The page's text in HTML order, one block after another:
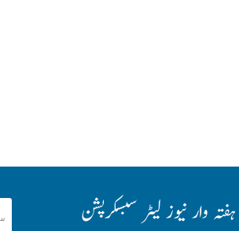
ہفتہ وار نیوز لیٹر سبسکرپشن